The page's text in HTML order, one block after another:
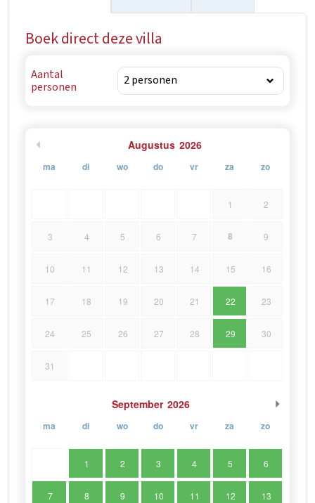
Boek direct deze villa
Aantal
personen
Augustus 2026
ma di wo do vr za zo
1 2
3 4 5 6 7 8 9
10 11 12 13 14 15 16
17 18 19 20 21 22 23
24 25 26 27 28 29 30
31
September 2026
ma di wo do vr za zo
1 2 3 4 5 6
7 8 9 10 11 12 13